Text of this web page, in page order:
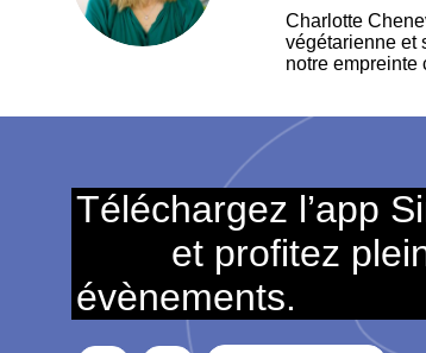
Charlotte
végétarienne et
notre empreinte
Téléchargez l’app
et profitez
évènements.